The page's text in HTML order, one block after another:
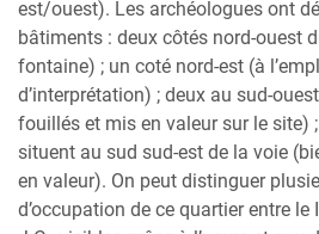
est/ouest). Les archéologues ont
bâtiments : deux côtés nord-ouest
fontaine) ; un coté nord-est (à
d’interprétation) ; deux au sud-
fouillés et mis en valeur sur le site)
situent au sud sud-est de la voie
en valeur). On peut distinguer
d’occupation de ce quartier entre le